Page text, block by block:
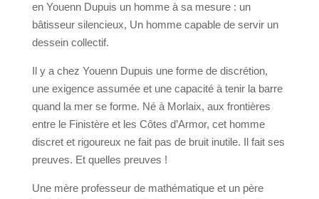
en Youenn Dupuis un homme à sa mesure : un
bâtisseur silencieux, Un homme capable de servir un
dessein collectif.
Il y a chez Youenn Dupuis une forme de discrétion,
une exigence assumée et une capacité à tenir la barre
quand la mer se forme. Né à Morlaix, aux frontières
entre le Finistère et les Côtes d’Armor, cet homme
discret et rigoureux ne fait pas de bruit inutile. Il fait ses
preuves. Et quelles preuves !
Une mère professeur de mathématique et un père